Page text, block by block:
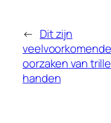
← Dit zijn
veelvoorkomende
oorzaken van
handen